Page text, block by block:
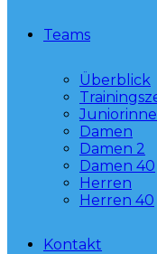
Teams
Überblick
Damen
Damen 2
Damen 40
Herren
Herren 40
Kontakt